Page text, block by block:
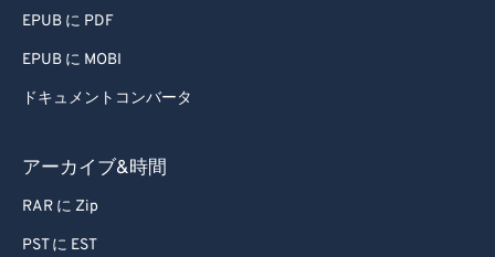
EPUB に PDF
EPUB に MOBI
ドキュメントコンバータ
アーカイブ&時間
RAR に Zip
PST に EST